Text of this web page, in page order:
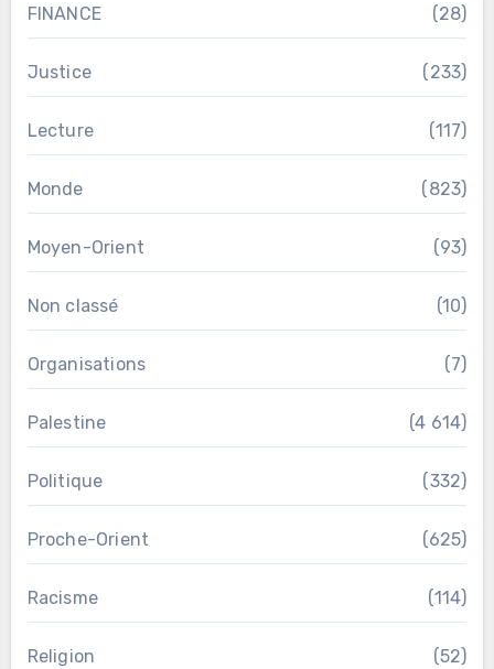
FINANCE (28)
Justice (233)
Lecture (117)
Monde (823)
Moyen-Orient (93)
Non classé (10)
Organisations (7)
Palestine (4 614)
Politique (332)
Proche-Orient (625)
Racisme (114)
Religion (52)